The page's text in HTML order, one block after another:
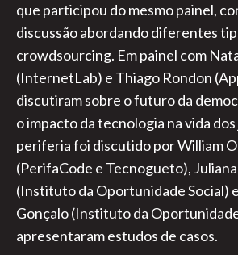
que participou do mesmo painel,
discussão abordando diferentes
crowdsourcing. Em painel com
(InternetLab) e Thiago Rondon
discutiram sobre o futuro da
o impacto da tecnologia na vida
periferia foi discutido por William
(PerifaCode e Tecnogueto),
(Instituto da Oportunidade Social)
Gonçalo (Instituto da
apresentaram estudos de casos.